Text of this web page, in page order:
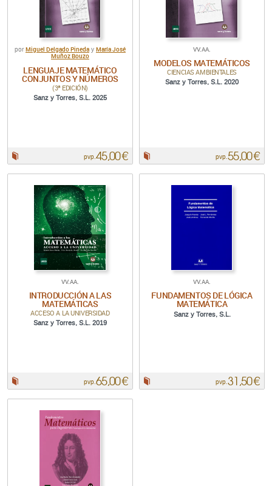
por Miguel Delgado Pineday María José
Muñoz Bouzo
LENGUAJE MATEMÁTICO
CONJUNTOS Y NÚMEROS
(3ª EDICIÓN)
Sanz y Torres, S.L. 2025
pvp.45,00 €
VV.AA.
MODELOS MATEMÁTICOS
CIENCIAS AMBIENTALES
Sanz y Torres, S.L. 2020
pvp.55,00 €
VV.AA.
INTRODUCCIÓN A LAS
MATEMÁTICAS
ACCESO A LA UNIVERSIDAD
Sanz y Torres, S.L. 2019
pvp.65,00 €
VV.AA.
FUNDAMENTOS DE LÓGICA
MATEMÁTICA
Sanz y Torres, S.L.
pvp.31,50 €